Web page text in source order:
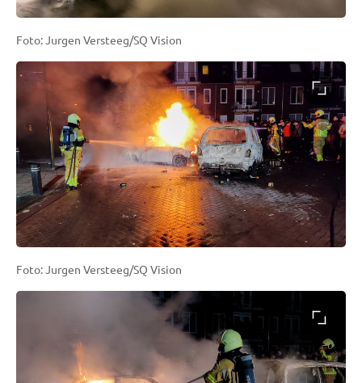
Foto: Jurgen Versteeg/SQ Vision
Foto: Jurgen Versteeg/SQ Vision